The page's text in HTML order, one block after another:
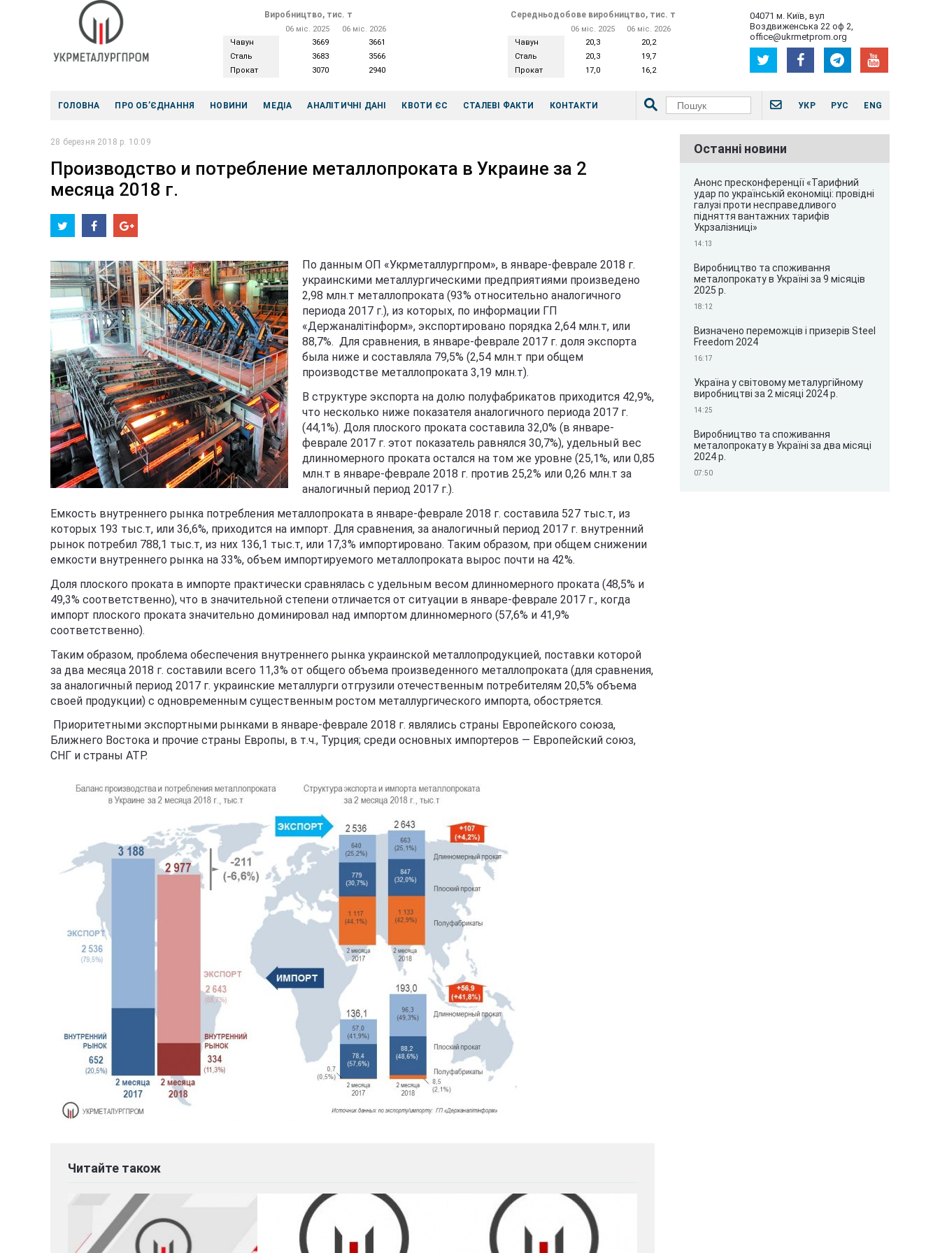
04071 м. Київ, вул
Воздвиженська 22 оф 2,
office@ukrmetprom.org
Виробництво, тис. т
06 міс. 2025
06 міс. 2026
Чавун
3669
3661
Сталь
3683
3566
Прокат
3070 2940
Середньодобове виробництво, тис. т
06 міс. 2025
06 міс. 2026
Чавун
20,3
20,2
Сталь
20,3
19,7
Прокат
17,0 16,2
ГОЛОВНА ПРО ОБ’ЄДНАННЯ НОВИНИ МЕДІА АНАЛІТИЧНІ ДАНІ КВОТИ ЄС СТАЛЕВІ ФАКТИ КОНТАКТИ УКР РУС ENG
28 березня 2018 р. 10:09
Производство и потребление металлопроката в Украине за 2
месяца 2018 г.
По данным ОП «Укрметаллургпром», в январе-феврале 2018 г.
украинскими металлургическими предприятиями произведено
2,98 млн.т металлопроката (93% относительно аналогичного
периода 2017 г.), из которых, по информации ГП
«Держаналітінформ», экспортировано порядка 2,64 млн.т, или
88,7%. Для сравнения, в январе-феврале 2017 г. доля экспорта
была ниже и составляла 79,5% (2,54 млн.т при общем
производстве металлопроката 3,19 млн.т).
В структуре экспорта на долю полуфабрикатов приходится 42,9%,
что несколько ниже показателя аналогичного периода 2017 г.
(44,1%). Доля плоского проката составила 32,0% (в январе-
феврале 2017 г. этот показатель равнялся 30,7%), удельный вес
длинномерного проката остался на том же уровне (25,1%, или 0,85
млн.т в январе-феврале 2018 г. против 25,2% или 0,26 млн.т за
аналогичный период 2017 г.).
Емкость внутреннего рынка потребления металлопроката в январе-феврале 2018 г. составила 527 тыс.т, из
которых 193 тыс.т, или 36,6%, приходится на импорт. Для сравнения, за аналогичный период 2017 г. внутренний
рынок потребил 788,1 тыс.т, из них 136,1 тыс.т, или 17,3% импортировано. Таким образом, при общем снижении
емкости внутреннего рынка на 33%, объем импортируемого металлопроката вырос почти на 42%.
Доля плоского проката в импорте практически сравнялась с удельным весом длинномерного проката (48,5% и
49,3% соответственно), что в значительной степени отличается от ситуации в январе-феврале 2017 г., когда
импорт плоского проката значительно доминировал над импортом длинномерного (57,6% и 41,9%
соответственно).
Таким образом, проблема обеспечения внутреннего рынка украинской металлопродукцией, поставки которой
за два месяца 2018 г. составили всего 11,3% от общего объема произведенного металлопроката (для сравнения,
за аналогичный период 2017 г. украинские металлурги отгрузили отечественным потребителям 20,5% объема
своей продукции) с одновременным существенным ростом металлургического импорта, обостряется.
Приоритетными экспортными рынками в январе-феврале 2018 г. являлись страны Европейского союза,
Ближнего Востока и прочие страны Европы, в т.ч., Турция; среди основных импортеров — Европейский союз,
СНГ и страны АТР.
Читайте також
Останні новини
Анонс пресконференції «Тарифний
удар по українській економіці: провідні
галузі проти несправедливого
підняття вантажних тарифів
Укрзалізниці»
14:13
Виробництво та споживання
металопрокату в Україні за 9 місяців
2025 р.
18:12
Визначено переможців і призерів Steel
Freedom 2024
16:17
Україна у світовому металургійному
виробництві за 2 місяці 2024 р.
14:25
Виробництво та споживання
металопрокату в Україні за два місяці
2024 р.
07:50